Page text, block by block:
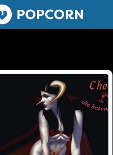
Popcorn.dating